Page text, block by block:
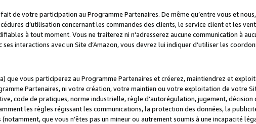
de votre participation au Programme Partenaires. De même qu’entre vous et
d’utilisation concernant les commandes des clients, le service client et les
à tout moment. Vous ne traiterez ni n'adresserez aucune communication à
interactions avec un Site d’Amazon, vous devrez lui indiquer d’utiliser les
que vous participerez au Programme Partenaires et créerez, maintiendrez et
Partenaires, ni votre création, votre maintien ou votre exploitation de votre
code de pratiques, norme industrielle, règle d’autorégulation, jugement, décision
les règles régissant les communications, la protection des données, la
que vous n’êtes pas un mineur ou autrement soumis à une incapacité